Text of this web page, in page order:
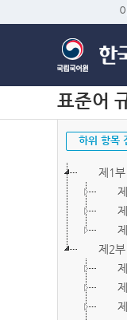
표준어
하위 항목
제1
제2